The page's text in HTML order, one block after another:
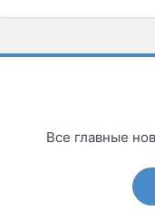
Все главные